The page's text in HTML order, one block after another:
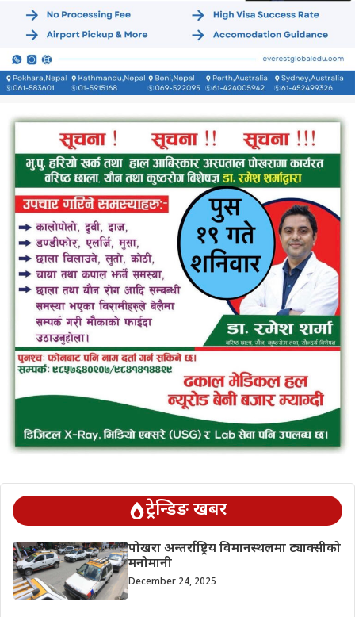
ट्रेन्डिङ खबर
पोखरा अन्तर्राष्ट्रिय विमानस्थलमा ट्याक्सीको
मनोमानी
December 24, 2025